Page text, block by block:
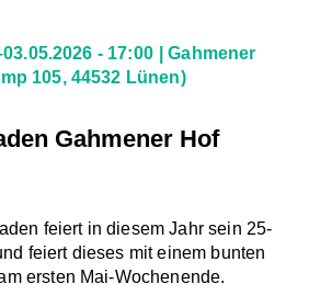
- 17:00
Gahmener
105, 44532 Lünen)
Gahmener Hof
feiert in diesem Jahr sein 25-
feiert dieses mit einem bunten
ersten Mai-Wochenende.